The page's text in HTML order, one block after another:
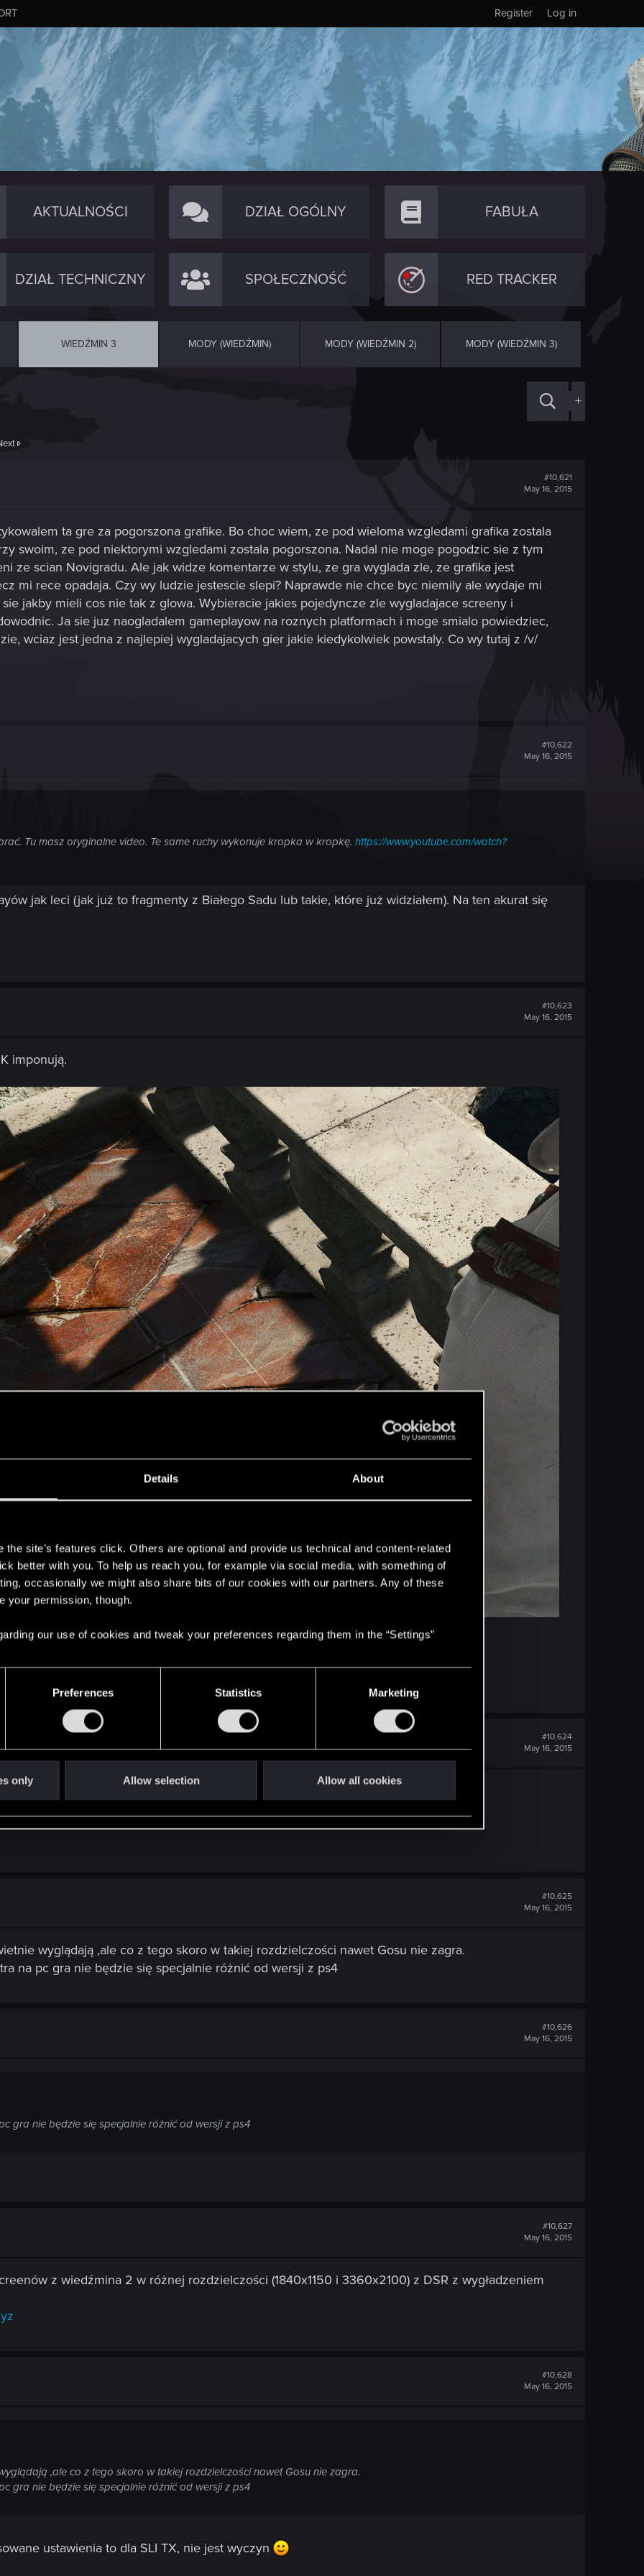
Details About
the site’s features click. Others are optional and provide us technical and content-related
better with you. To help us reach you, for example via social media, with something of
occasionally we might also share bits of our cookies with our partners. Any of these
your permission, though.
our use of cookies and tweak your preferences regarding them in the “Settings”
Preferences Statistics Marketing
only Allow selection Allow all cookies
Log in
Register
AKTUALNOŚCI DZIAŁ OGÓLNY FABUŁA
DZIAŁ TECHNICZNY SPOŁECZNOŚĆ RED TRACKER
WIEDŹMIN 3 MODY (WIEDŹMIN) MODY (WIEDŹMIN 2) MODY (WIEDŹMIN 3)
+
#10,621
May 16, 2015
ta gre za pogorszona grafike. Bo choc wiem, ze pod wieloma wzgledami grafika zostala
swoim, ze pod niektorymi wzgledami zostala pogorszona. Nadal nie moge pogodzic sie z tym
ze scian Novigradu. Ale jak widze komentarze w stylu, ze gra wyglada zle, ze grafika jest
mi rece opadaja. Czy wy ludzie jestescie slepi? Naprawde nie chce byc niemily ale wydaje mi
jakby mieli cos nie tak z glowa. Wybieracie jakies pojedyncze zle wygladajace screeny i
Ja sie juz naogladalem gameplayow na roznych platformach i moge smialo powiedziec,
wciaz jest jedna z najlepiej wygladajacych gier jakie kiedykolwiek powstaly. Co wy tutaj z /v/
#10,622
May 16, 2015
Tu masz oryginalne video. Te same ruchy wykonuje kropka w kropkę. https://www.youtube.com/watch?
jak leci (jak już to fragmenty z Białego Sadu lub takie, które już widziałem). Na ten akurat się
#10,623
May 16, 2015
imponują.
się być wklęsłe.
#10,624
May 16, 2015
#10,625
May 16, 2015
wyglądają ,ale co z tego skoro w takiej rozdzielczości nawet Gosu nie zagra.
na pc gra nie będzie się specjalnie różnić od wersji z ps4
#10,626
May 16, 2015
gra nie będzie się specjalnie różnić od wersji z ps4
#10,627
May 16, 2015
z wiedźmina 2 w różnej rozdzielczości (1840x1150 i 3360x2100) z DSR z wygładzeniem
#10,628
May 16, 2015
,ale co z tego skoro w takiej rozdzielczości nawet Gosu nie zagra.
gra nie będzie się specjalnie różnić od wersji z ps4
ustawienia to dla SLI TX, nie jest wyczyn